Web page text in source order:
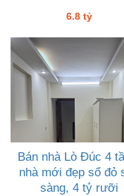
6.8 tỷ
Bán nhà Lò Đúc 4
nhà mới đẹp sổ đỏ
sàng, 4 tỷ rưỡi